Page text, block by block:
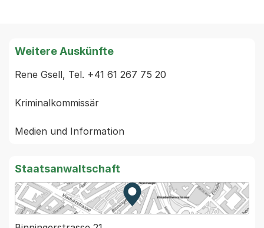
Weitere Auskünfte
Rene Gsell, Tel. +41 61 267 75 20
Kriminalkommissär
Staatsanwaltschaft
Zur Karte von MapBS.
Externer Link, wird in einem